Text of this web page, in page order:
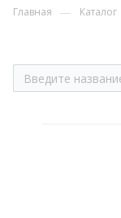
Главная — Каталог